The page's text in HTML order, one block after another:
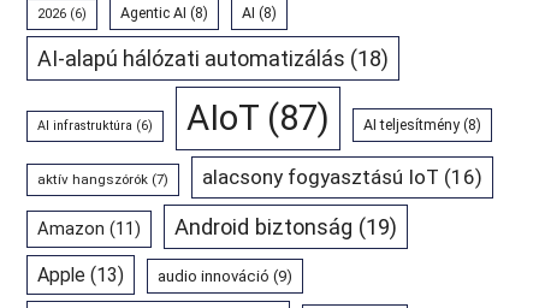
2026 (6) Agentic AI (8) AI (8)
AI-alapú hálózati automatizálás (18)
AI infrastruktúra (6) AIoT (87) AI teljesítmény (8)
aktív hangszórók (7) alacsony fogyasztású IoT (16)
Amazon (11) Android biztonság (19)
Apple (13) audio innováció (9)